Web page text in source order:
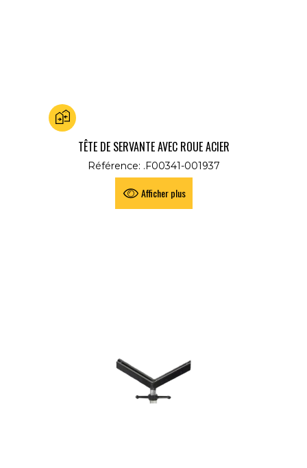
Ajouter au comparateurTÊTE DE SERVANTE AVEC ROUE ACIER
Référence: .F00341-001937
Afficher plus